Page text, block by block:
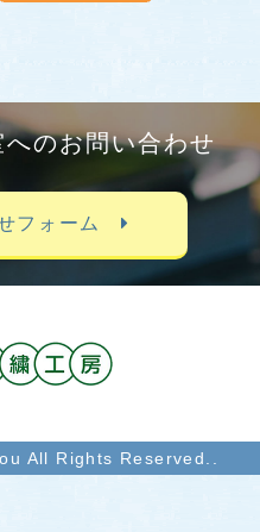
のお問い合わせ
せフォーム
All Rights Reserved..